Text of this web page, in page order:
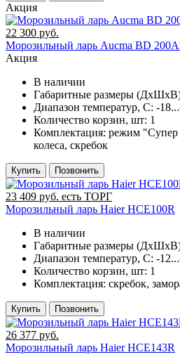
Акция
22 300 руб.
Морозильный ларь Aucma BD
Акция
В наличии
Габаритные размеры
Диапазон температур, C: -
Количество корзин, шт: 1
Комплектация: режим "Супер
колеса, скребок
Купить Позвонить
23 409 руб. есть ТОРГ
Морозильный ларь Haier HCE100R
В наличии
Габаритные размеры
Диапазон температур, C: -
Количество корзин, шт: 1
Комплектация: скребок,
Купить Позвонить
26 377 руб.
Морозильный ларь Haier HCE143R